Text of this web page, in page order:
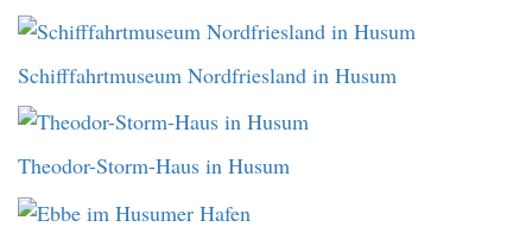
Schifffahrtmuseum Nordfriesland in Husum
Theodor-Storm-Haus in Husum